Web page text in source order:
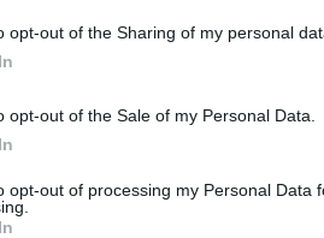
opt-out of the Sharing of my personal
opt-out of the Sale of my Personal Data.
opt-out of processing my Personal Data
Wendi McLendon-Covey
is bemutatott filmben
Hello, Doris vagyok, Kavarás,
a férfinak? című vígjátékban
szerepelt. Arról kérdeztem
szerepet